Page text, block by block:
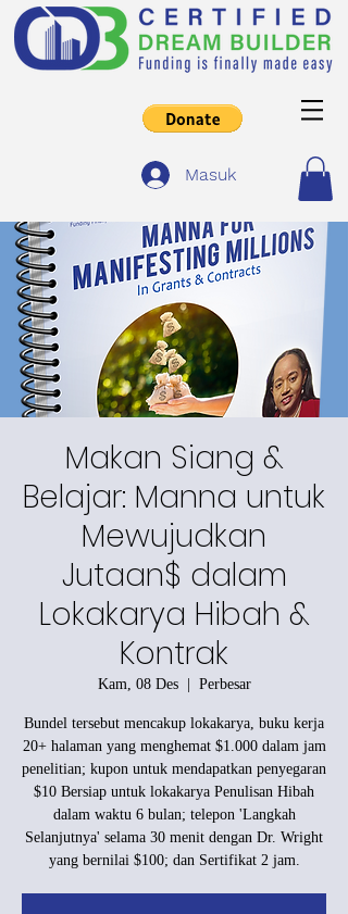
Masuk
Makan Siang &
Belajar: Manna untuk
Mewujudkan
Jutaan$ dalam
Lokakarya Hibah &
Kontrak
Kam, 08 Des
  |
Perbesar
Bundel tersebut mencakup lokakarya, buku kerja
20+ halaman yang menghemat $1.000 dalam jam
penelitian; kupon untuk mendapatkan penyegaran
$10 Bersiap untuk lokakarya Penulisan Hibah
dalam waktu 6 bulan; telepon 'Langkah
Selanjutnya' selama 30 menit dengan Dr. Wright
yang bernilai $100; dan Sertifikat 2 jam.